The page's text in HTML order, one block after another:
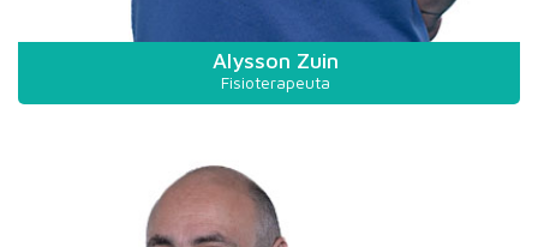
Alysson Zuin
Fisioterapeuta